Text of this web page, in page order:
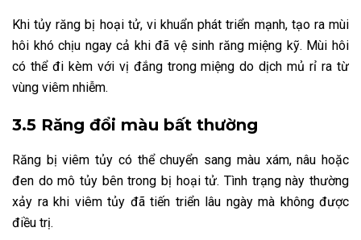
Khi tủy răng bị hoại tử, vi khuẩn phát triển mạnh, tạo ra mùi
hôi khó chịu ngay cả khi đã vệ sinh răng miệng kỹ. Mùi hôi
có thể đi kèm với vị đắng trong miệng do dịch mủ rỉ ra từ
vùng viêm nhiễm.
3.5 Răng đổi màu bất thường
Răng bị viêm tủy có thể chuyển sang màu xám, nâu hoặc
đen do mô tủy bên trong bị hoại tử. Tình trạng này thường
xảy ra khi viêm tủy đã tiến triển lâu ngày mà không được
điều trị.